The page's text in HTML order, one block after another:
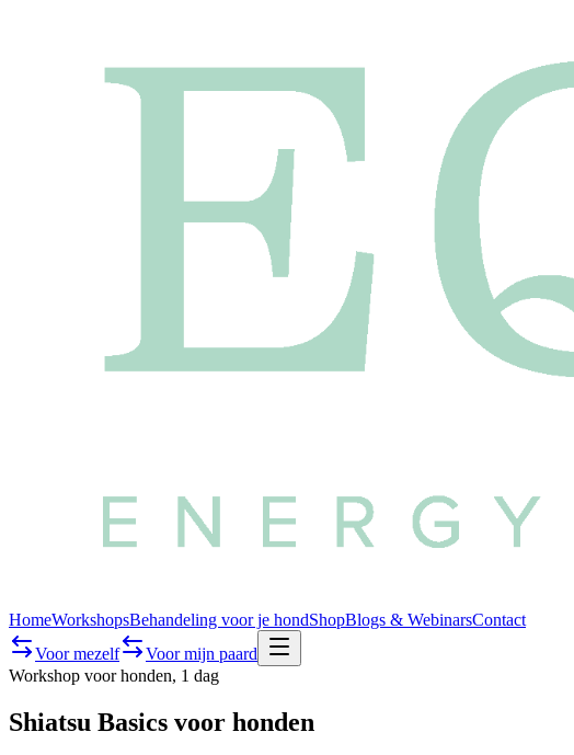
HomeWorkshopsBehandeling voor je hondShopBlogs & WebinarsContact
Voor mezelf
Voor mijn paard
Workshop voor honden, 1 dag
Shiatsu Basics voor honden